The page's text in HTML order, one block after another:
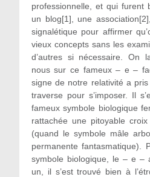
professionnelle, et qui
un blog[1], une
signalétique pour affirmer
vieux concepts sans les
d’autres si nécessaire. On
nous sur ce fameux – e –
signe de notre relativité a
traverse pour s’imposer. Il
fameux symbole biologique
rattachée une pitoyable
(quand le symbole mâle
permanente fantasmatique).
symbole biologique, le – e –
un, il s’est trouvé bien à